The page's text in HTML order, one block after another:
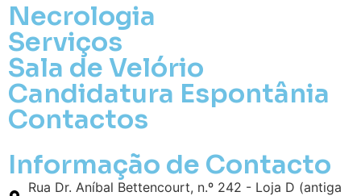
Necrologia
Serviços
Sala de Velório
Candidatura Espontânia
Contactos
Informação de Contacto
Rua Dr. Aníbal Bettencourt, n.º 242 - Loja D (antiga